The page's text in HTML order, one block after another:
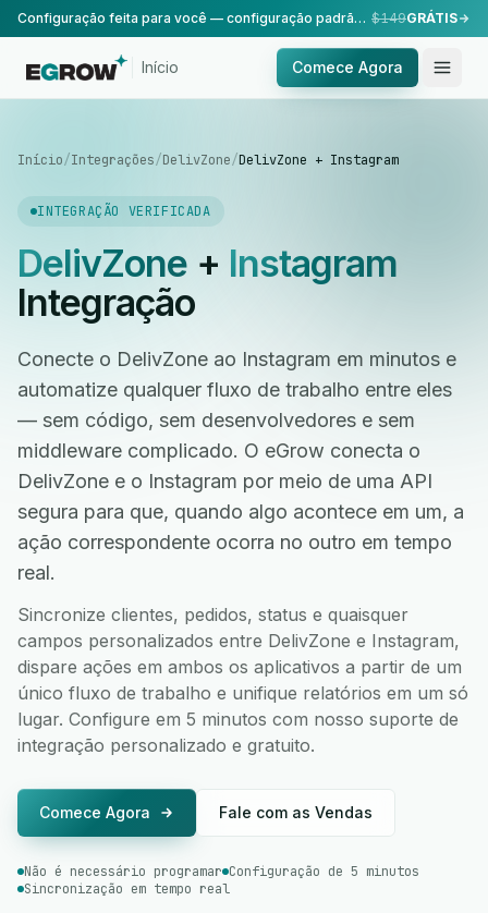
Configuração feita para você — configuração padrão, realizada pela nossa equipe. $149GRÁTIS
Início Comece Agora
Início/Integrações/DelivZone/DelivZone + Instagram
INTEGRAÇÃO VERIFICADA
DelivZone+ Instagram
Integração
Conecte o DelivZone ao Instagram em minutos e
automatize qualquer fluxo de trabalho entre eles
— sem código, sem desenvolvedores e sem
middleware complicado. O eGrow conecta o
DelivZone e o Instagram por meio de uma API
segura para que, quando algo acontece em um, a
ação correspondente ocorra no outro em tempo
real.
Sincronize clientes, pedidos, status e quaisquer
campos personalizados entre DelivZone e Instagram,
dispare ações em ambos os aplicativos a partir de um
único fluxo de trabalho e unifique relatórios em um só
lugar. Configure em 5 minutos com nosso suporte de
integração personalizado e gratuito.
Comece Agora Fale com as Vendas
Não é necessário programar Configuração de 5 minutos
Sincronização em tempo real